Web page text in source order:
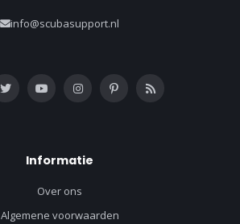
info@scubasupport.nl
Informatie
Over ons
Algemene voorwaarden